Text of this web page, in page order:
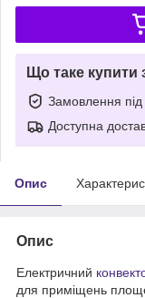
Що таке купити
Замовлення під
Доступна
Опис
Опис
Електричний
для приміщень